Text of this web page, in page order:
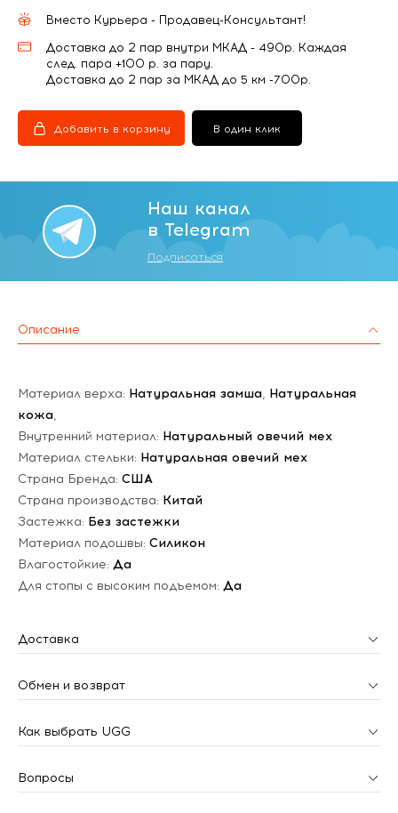
Вместо Курьера - Продавец-Консультант!
Доставка до 2 пар внутри МКАД - 490р. Каждая
след. пара +100 р. за пару.
Доставка до 2 пар за МКАД до 5 км -700р.
Добавить в корзину В один клик
Наш канал
в Telegram
Подписаться
Описание
Материал верха: Натуральная замша, Натуральная
кожа,
Внутренний материал: Натуральный овечий мех
Материал стельки: Натуральная овечий мех
Страна Бренда: США
Страна производства: Китай
Застежка: Без застежки
Материал подошвы: Силикон
Влагостойкие: Да
Для стопы с высоким подъемом: Да
Доставка
Обмен и возврат
Как выбрать UGG
Вопросы